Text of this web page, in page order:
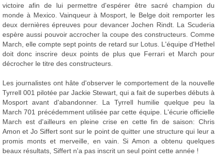
victoire afin de lui permettre d'espérer être sacré champion du
monde à Mexico. Vainqueur à Mosport, le Belge doit remporter les
deux dernières épreuves pour devancer Jochen Rindt. La Scuderia
espère aussi pouvoir accrocher la coupe des constructeurs. Comme
March, elle compte sept points de retard sur Lotus. L'équipe d'Hethel
doit donc inscrire deux points de plus que Ferrari et March pour
décrocher le titre des constructeurs.
Les journalistes ont hâte d'observer le comportement de la nouvelle
Tyrrell 001 pilotée par Jackie Stewart, qui a fait de superbes débuts à
Mosport avant d'abandonner. La Tyrrell humilie quelque peu la
March 701 précédemment utilisée par cette équipe. L'écurie officielle
March est d'ailleurs en pleine crise en cette fin de saison: Chris
Amon et Jo Siffert sont sur le point de quitter une structure qui leur a
promis monts et merveille, en vain. Si Amon a obtenu quelques
beaux résultats, Siffert n'a pas inscrit un seul point cette année !